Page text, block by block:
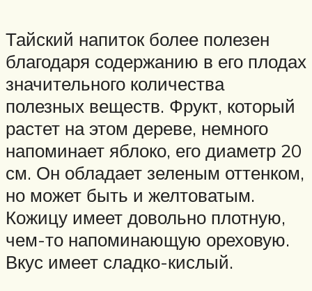
Тайский напиток более полезен
благодаря содержанию в его плодах
значительного количества
полезных веществ. Фрукт, который
растет на этом дереве, немного
напоминает яблоко, его диаметр 20
см. Он обладает зеленым оттенком,
но может быть и желтоватым.
Кожицу имеет довольно плотную,
чем-то напоминающую ореховую.
Вкус имеет сладко-кислый.